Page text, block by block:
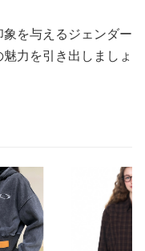
を与えるジェンダー
力を引き出しましょ